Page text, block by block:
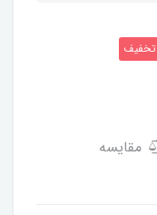
تخفیف
مقایسه